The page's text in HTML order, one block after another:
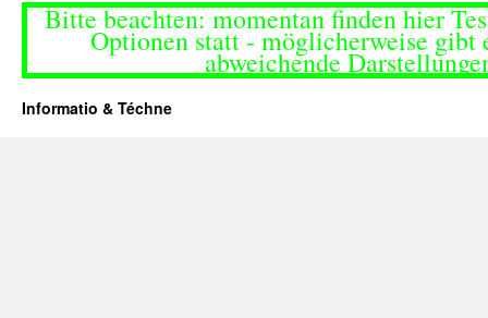
Bitte beachten: momentan finden hier
Optionen statt - möglicherweise gibt
abweichende
Informatio & Téchne